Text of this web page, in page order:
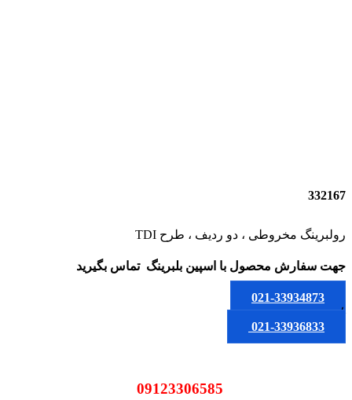
332167
رولبرینگ مخروطی ، دو ردیف ، طرح TDI
جهت سفارش محصول با اسپین بلبرینگ تماس بگیرید
021-33934873
یا
021-33936833